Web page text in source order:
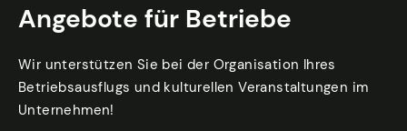
Angebote für Betriebe
Wir unterstützen Sie bei der Organisation Ihres
Betriebsausflugs und kulturellen Veranstaltungen im
Unternehmen!